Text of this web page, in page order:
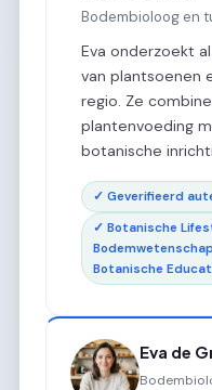
Bodembioloog en
Eva onderzoekt
van plantsoenen
regio. Ze
plantenvoeding
botanische
✓ Geverifieerd
✓ Botanische
Botanische
Eva de